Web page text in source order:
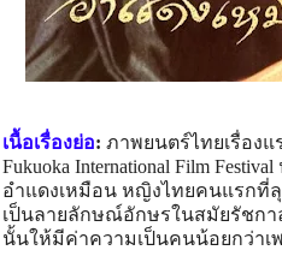
เนื้อเรื่องย่อ: ภาพยนตร์ไทยเรื่องแ
Fukuoka International Film
อำแดงเหมือน หญิงไทยคนแรกที่
เป็นลายลักษณ์อักษรในสมัยรัชก
นั้นให้มีค่าความเป็นคนน้อยกว่าเ